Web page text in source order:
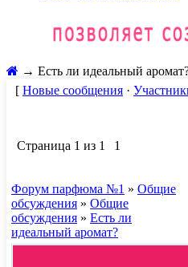
→ Есть ли идеальный
[ Новые сообщения ·
Страница 1 из 1 1
Форум парфюма №1 » Общие
обсуждения » Общие
обсуждения » Есть ли
идеальный аромат?